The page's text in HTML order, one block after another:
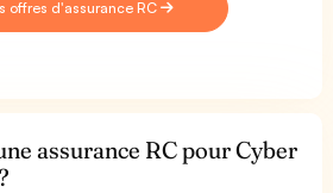
offres d'assurance RC
assurance RC pour Cyber